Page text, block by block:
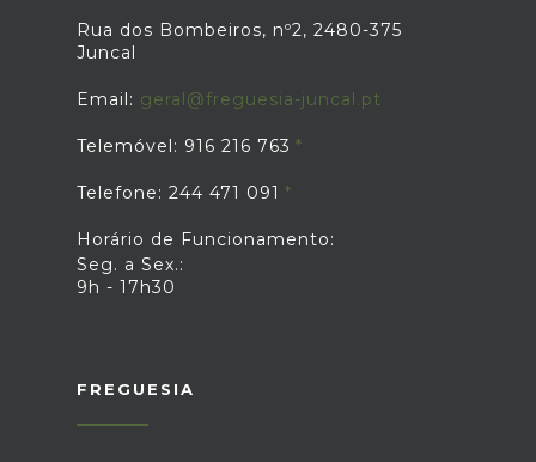
Rua dos Bombeiros, nº2, 2480-375
Juncal
Email: geral@freguesia-juncal.pt
Telemóvel: 916 216 763
Telefone: 244 471 091
Horário de Funcionamento:
Seg. a Sex.:
9h - 17h30
FREGUESIA